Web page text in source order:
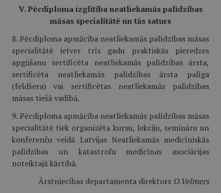
V. Pēcdiploma izglītība neatliekamās palīdzības
māsas specialitātē un tās saturs
8. Pēcdiploma apmācība neatliekamās palīdzības māsas
specialitātē ietver trīs gadu praktiskās pieredzes
apgūšanu sertificēta neatliekamās palīdzības ārsta,
sertificēta neatliekamās palīdzības ārsta palīga
(feldšera) vai sertificētas neatliekamās palīdzības
māsas tiešā vadībā.
9. Pēcdiploma apmācība neatliekamās palīdzības māsas
specialitātē tiek organizēta kursu, lekciju, semināru un
konferenču veidā Latvijas Neatliekamās medicīniskās
palīdzības un katastrofu medicīnas asociācijas
noteiktajā kārtībā.
Ārstniecības departamenta direktors O.Velmers